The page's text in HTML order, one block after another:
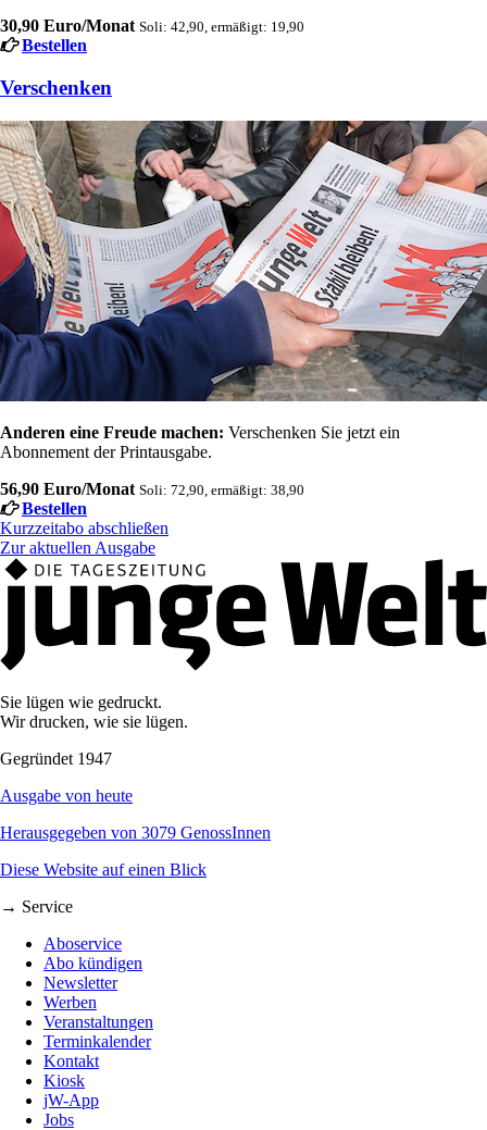
30,90 Euro/Monat Soli: 42,90, ermäßigt: 19,90
Bestellen
Verschenken
Anderen eine Freude machen: Verschenken Sie jetzt ein
Abonnement der Printausgabe.
56,90 Euro/Monat Soli: 72,90, ermäßigt: 38,90
Bestellen
Kurzzeitabo abschließen
Zur aktuellen Ausgabe
Sie lügen wie gedruckt.
Wir drucken, wie sie lügen.
Gegründet 1947
Ausgabe von heute
Herausgegeben von 3079 GenossInnen
Diese Website auf einen Blick
→ Service
Aboservice
Abo kündigen
Newsletter
Werben
Veranstaltungen
Terminkalender
Kontakt
Kiosk
jW-App
Jobs